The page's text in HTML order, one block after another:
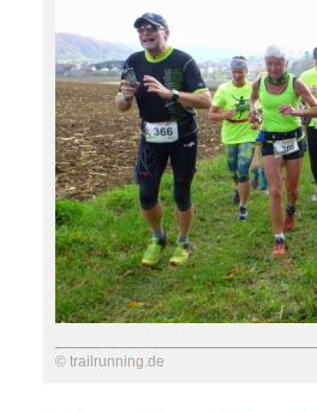
© trailrunning.de